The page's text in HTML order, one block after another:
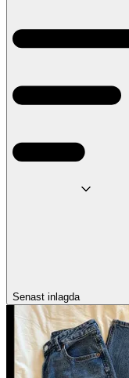
Senast inlagda